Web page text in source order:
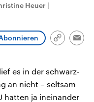
Heuer |
Link
es in der schwarz-
an nicht – seltsam
hatten ja ineinander